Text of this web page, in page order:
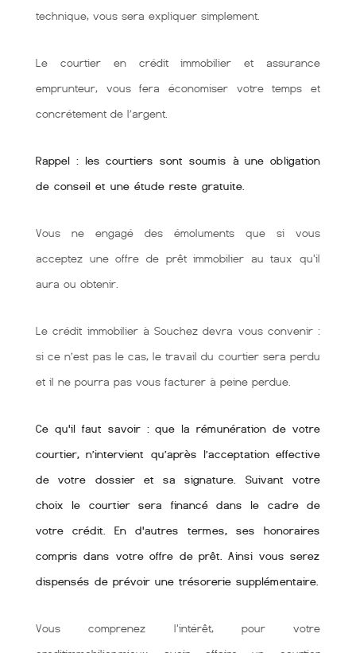
technique, vous sera expliquer simplement.
Le courtier en crédit immobilier et assurance
emprunteur, vous fera économiser votre temps et
concrétement de l’argent.
Rappel : les courtiers sont soumis à une obligation
de conseil et une étude reste gratuite.
Vous ne engagé des émoluments que si vous
acceptez une offre de prêt immobilier au taux qu'il
aura ou obtenir.
Le crédit immobilier à Souchez devra vous convenir :
si ce n’est pas le cas, le travail du courtier sera perdu
et il ne pourra pas vous facturer à peine perdue.
Ce qu'il faut savoir : que la rémunération de votre
courtier, n’intervient qu’après l’acceptation effective
de votre dossier et sa signature. Suivant votre
choix le courtier sera financé dans le cadre de
votre crédit. En d'autres termes, ses honoraires
compris dans votre offre de prêt. Ainsi vous serez
dispensés de prévoir une trésorerie supplémentaire.
Vous comprenez l'intérêt, pour votre